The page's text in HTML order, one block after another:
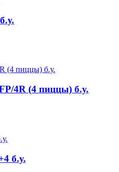
4R (4 пиццы) б.у.
б.у.